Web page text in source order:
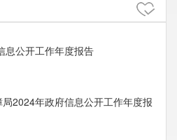
息公开工作年度报告
2024年政府信息公开工作年度报